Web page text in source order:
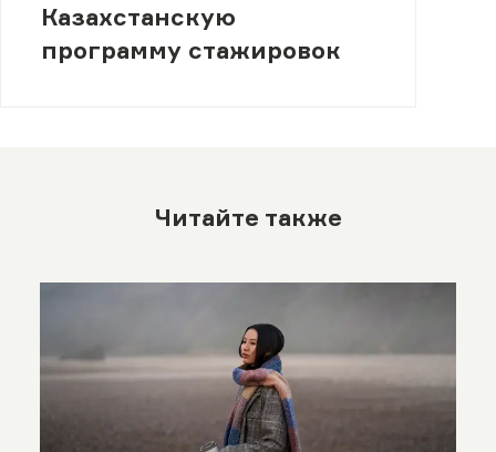
Казахстанскую
программу стажировок
Читайте также